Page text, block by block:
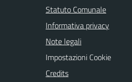
Statuto Comunale
Informativa privacy
Note legali
Impostazioni Cookie
Credits